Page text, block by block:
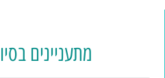
מתעניינים